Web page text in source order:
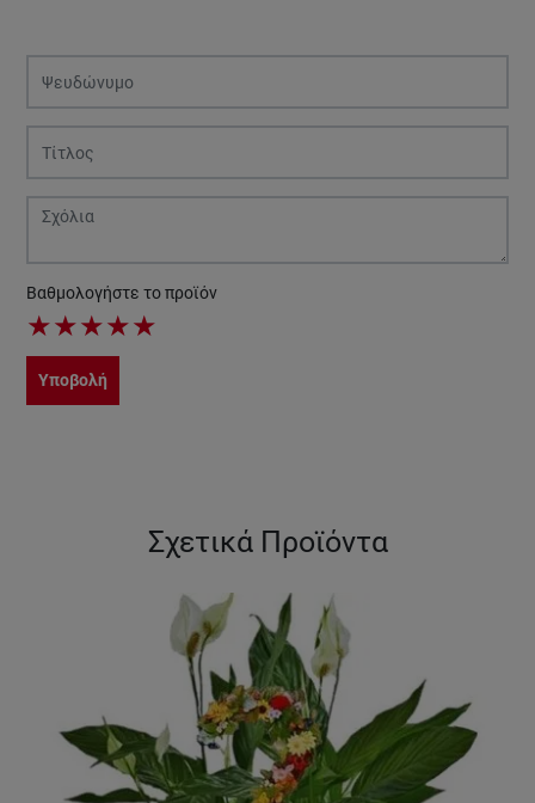
Βαθμολογήστε το προϊόν
★★★★★
Υποβολή
Σχετικά Προϊόντα